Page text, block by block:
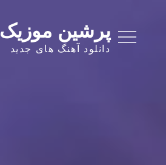
content
پرشین موزیک
دانلود آهنگ های جدید